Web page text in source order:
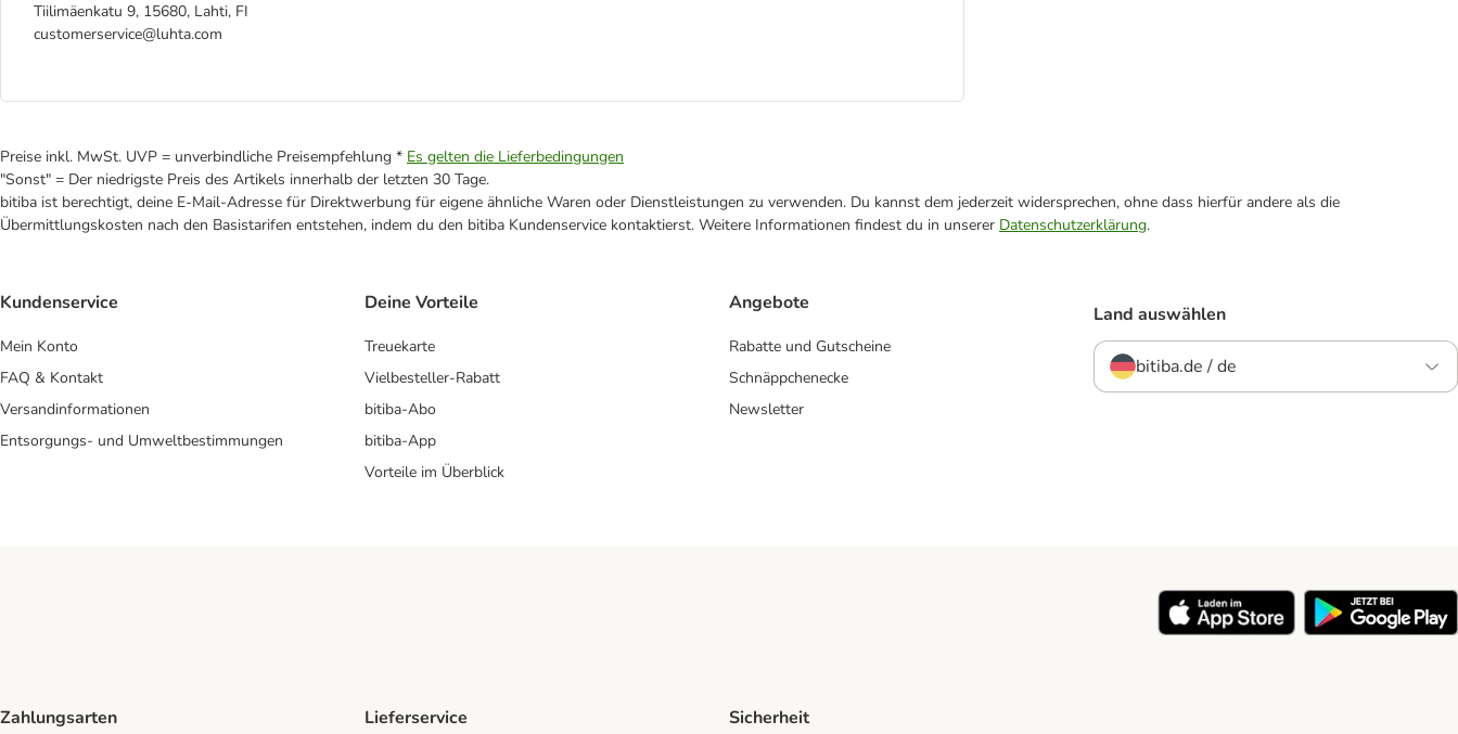
Tiilimäenkatu 9, 15680, Lahti, FI
customerservice@luhta.com
Preise inkl. MwSt. UVP = unverbindliche Preisempfehlung * Es gelten die Lieferbedingungen
"Sonst" = Der niedrigste Preis des Artikels innerhalb der letzten 30 Tage.
bitiba ist berechtigt, deine E-Mail-Adresse für Direktwerbung für eigene ähnliche Waren oder Dienstleistungen zu verwenden. Du kannst dem jederzeit widersprechen, ohne dass hierfür andere als die
Übermittlungskosten nach den Basistarifen entstehen, indem du den bitiba Kundenservice kontaktierst. Weitere Informationen findest du in unserer Datenschutzerklärung.
Kundenservice
Mein Konto
FAQ & Kontakt
Versandinformationen
Entsorgungs- und Umweltbestimmungen
Deine Vorteile
Treuekarte
Vielbesteller-Rabatt
bitiba-Abo
bitiba-App
Vorteile im Überblick
Angebote
Rabatte und Gutscheine
Schnäppchenecke
Newsletter
Land auswählen
bitiba.de / de
Zahlungsarten Lieferservice Sicherheit